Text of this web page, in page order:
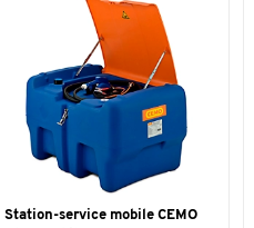
Station-service mobile CEMO